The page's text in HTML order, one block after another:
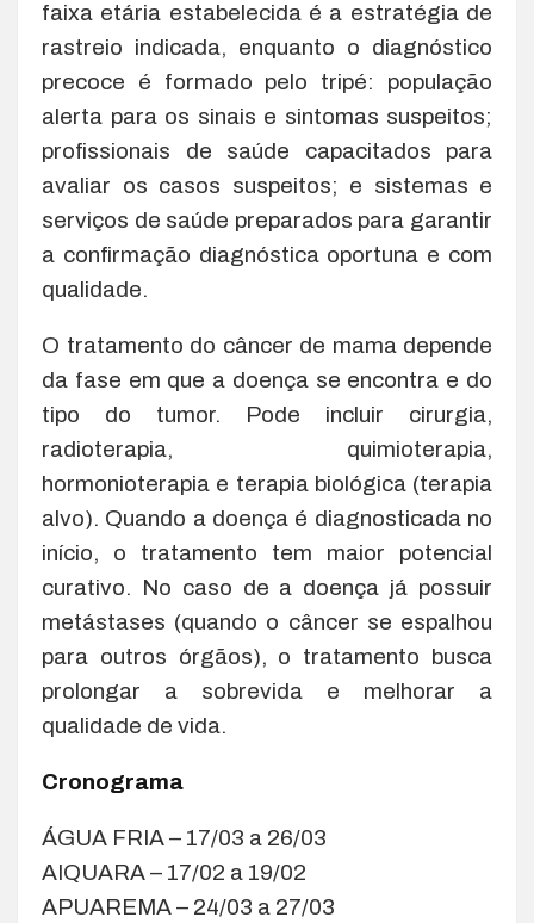
faixa etária estabelecida é a estratégia de
rastreio indicada, enquanto o diagnóstico
precoce é formado pelo tripé: população
alerta para os sinais e sintomas suspeitos;
profissionais de saúde capacitados para
avaliar os casos suspeitos; e sistemas e
serviços de saúde preparados para garantir
a confirmação diagnóstica oportuna e com
qualidade.
O tratamento do câncer de mama depende
da fase em que a doença se encontra e do
tipo do tumor. Pode incluir cirurgia,
radioterapia, quimioterapia,
hormonioterapia e terapia biológica (terapia
alvo). Quando a doença é diagnosticada no
início, o tratamento tem maior potencial
curativo. No caso de a doença já possuir
metástases (quando o câncer se espalhou
para outros órgãos), o tratamento busca
prolongar a sobrevida e melhorar a
qualidade de vida.
Cronograma
ÁGUA FRIA – 17/03 a 26/03
AIQUARA – 17/02 a 19/02
APUAREMA – 24/03 a 27/03